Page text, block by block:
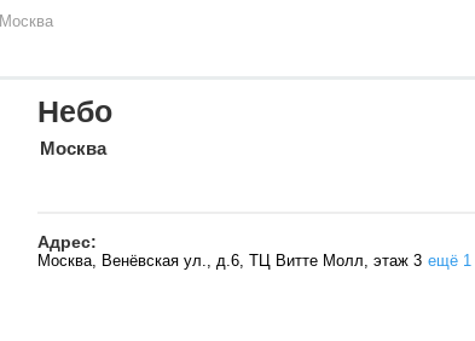
Москва
Небо
Москва
Адрес:
Москва, Венёвская ул., д.6, ТЦ Витте Молл, этаж 3 ещё 1